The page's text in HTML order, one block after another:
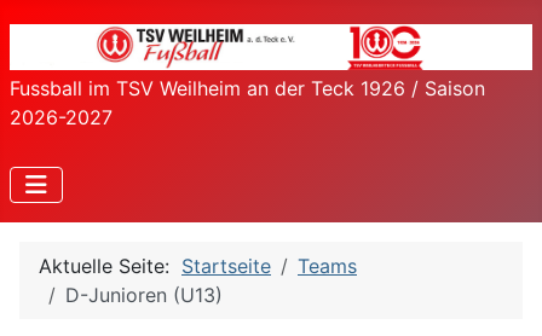
Fussball im TSV Weilheim an der Teck 1926 / Saison
2026-2027
Aktuelle Seite: Startseite
Teams
D-Junioren (U13)